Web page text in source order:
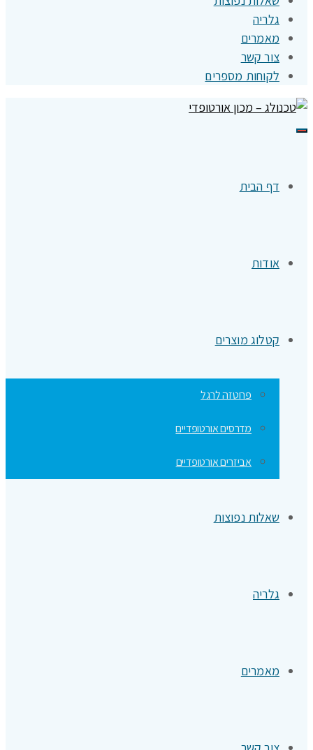
גלריה
מאמרים
צור קשר
לקוחות מספרים
תפריט
דף הבית
אודות
קטלוג מוצרים
פרוטזה לרגל
מדרסים אורטופדיים
אביזרים אורטופדיים
שאלות נפוצות
גלריה
מאמרים